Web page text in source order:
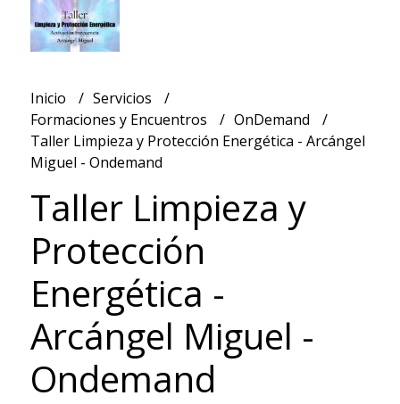
Inicio
Servicios
Formaciones y Encuentros
OnDemand
Taller Limpieza y Protección Energética - Arcángel
Miguel - Ondemand
Taller Limpieza y
Protección
Energética -
Arcángel Miguel -
Ondemand